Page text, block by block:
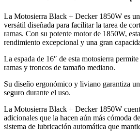
La Motosierra Black + Decker 1850W es
versátil diseñada para facilitar la tarea de
ramas. Con su potente motor de 1850W,
rendimiento excepcional y una gran
La espada de 16″ de esta motosierra
ramas y troncos de tamaño mediano.
Su diseño ergonómico y liviano garantiza
seguro durante el uso.
La Motosierra Black + Decker 1850W
adicionales que la hacen aún más cómoda
sistema de lubricación automática que